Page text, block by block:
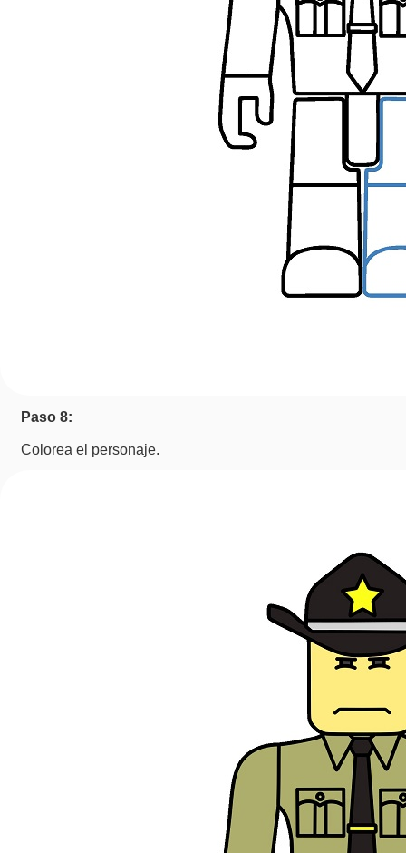
Paso 8:
Colorea el personaje.